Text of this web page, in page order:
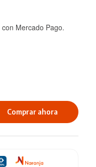
con Mercado Pago.
Comprar ahora